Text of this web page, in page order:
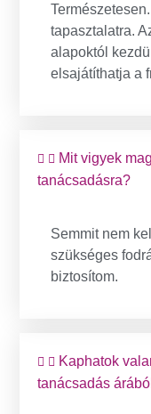
tapasztalatra.
alapoktól
elsajátíthatja a
Mit vigyek
tanácsadásra?
Semmit nem
szükséges
biztosítom.
Kaphatok
tanácsadás